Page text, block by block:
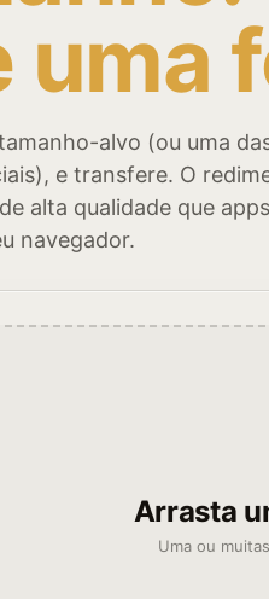
uma
alvo (ou uma
e transfere. O
alta qualidade que
navegador.
Arrasta
Uma ou